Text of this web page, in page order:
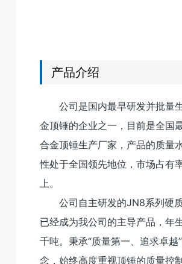
产品介绍
公司是国内最早研发并批量
金顶锤的企业之一，目前是全国
合金顶锤生产厂家，产品的质量
性处于全国领先地位，市场占有
上。
公司自主研发的JN8系列硬
已经成为我公司的主导产品，年
千吨。秉承“质量第一、追求卓越
念，始终高度重视顶锤的质量控